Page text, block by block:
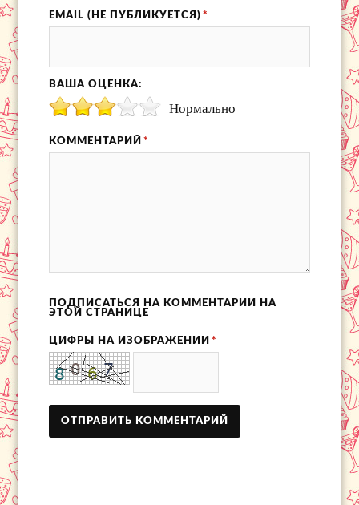
EMAIL (НЕ ПУБЛИКУЕТСЯ) *
ВАША ОЦЕНКА:
Нормально
КОММЕНТАРИЙ *
ПОДПИСАТЬСЯ НА КОММЕНТАРИИ НА
ЭТОЙ СТРАНИЦЕ
ЦИФРЫ НА ИЗОБРАЖЕНИИ *